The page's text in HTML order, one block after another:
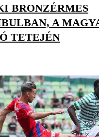
BRONZÉRMES
A
TETEJÉN